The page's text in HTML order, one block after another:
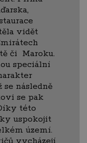
vidět
či Maroku.
speciální
se následně
se pak
této
uspokojit
území.